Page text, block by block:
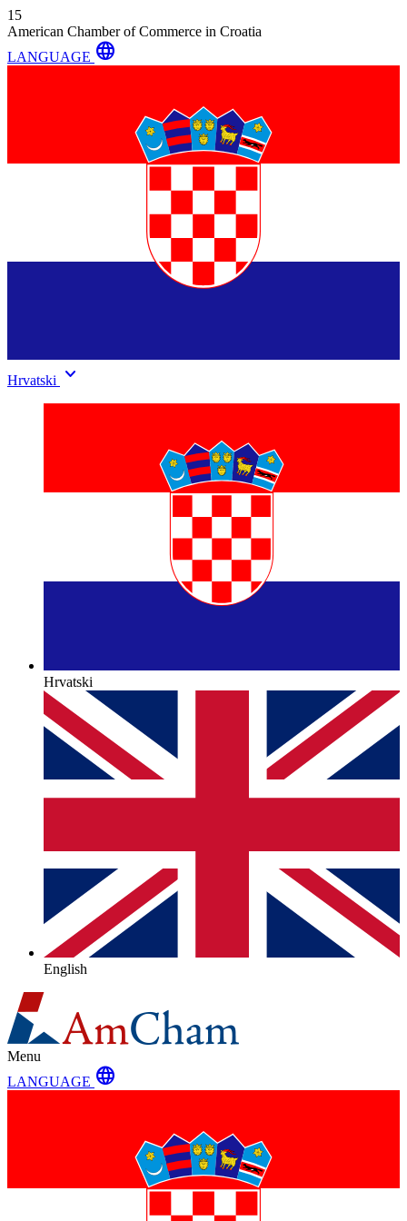
15
American Chamber of Commerce in Croatia
LANGUAGE language
Hrvatski keyboard_arrow_down
Hrvatski
English
Menu
LANGUAGE language